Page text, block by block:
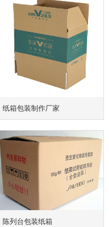
纸箱包装制作厂家
陈列台包装纸箱